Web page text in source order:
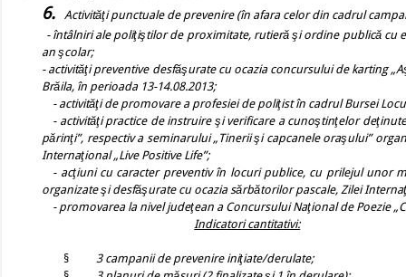
6.
Activităţi punctuale de prevenire (în afara celor din cadrul
- întâlniri ale poliţiştilor de proximitate, rutieră şi ordine publică cu
an şcolar;
- activităţi preventive desfăşurate cu ocazia concursului de karting
Brăila, în perioada 13-14.08.2013;
- activităţi de promovare a profesiei de poliţist în cadrul Bursei
- activităţi practice de instruire şi verificare a cunoştinţelor
părinţi”, respectiv a seminarului „Tinerii şi capcanele oraşului”
Internaţional „Live Positive Life”;
- acţiuni cu caracter preventiv în locuri publice, cu prilejul unor
organizate şi desfăşurate cu ocazia sărbătorilor pascale, Zilei
- promovarea la nivel judeţean a Concursului Naţional de Poezie
Indicatori cantitativi:
§
3 campanii de prevenire iniţiate/derulate;